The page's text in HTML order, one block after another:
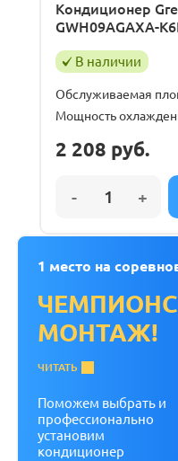
Кондиционер
GWH09AGAXA-
В наличии
Обслуживаемая
Мощность
2 208 руб.
1 место на
МОНТАЖ!
ЧИТАТЬ
Поможем выбрать и
профессионально
установим
кондиционер